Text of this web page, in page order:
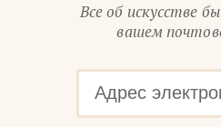
Все об искусстве
вашем